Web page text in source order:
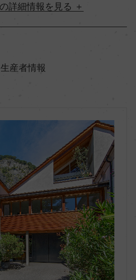
詳細情報
生産者情報